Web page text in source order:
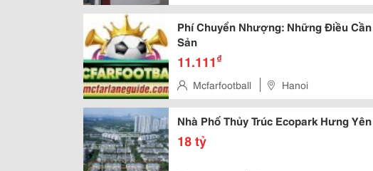
Phí Chuyển Nhượng: Những Điều
Sản
11.111 ₫
Mcfarfootball Hanoi
Nhà Phố Thủy Trúc Ecopark Hưng Yên
18 tỷ